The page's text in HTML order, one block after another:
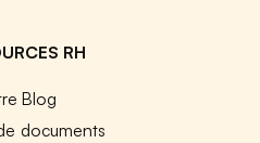
RH
Blog
documents